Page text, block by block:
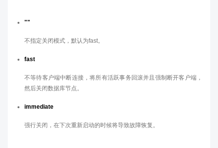
""
不指定关闭模式，默认为fast。
fast
不等待客户端中断连接，将所有活跃事务回滚并且强制断开客户端，
然后关闭数据库节点。
immediate
强行关闭，在下次重新启动的时候将导致故障恢复。